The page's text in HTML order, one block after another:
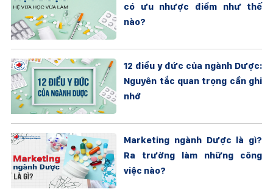
có ưu nhược điểm như thế
nào?
12 điều y đức của ngành Dược:
Nguyên tắc quan trọng cần ghi
nhớ
Marketing ngành Dược là gì?
Ra trường làm những công
việc nào?